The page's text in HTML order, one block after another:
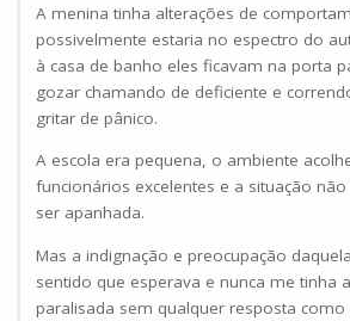
A menina tinha alterações de
possivelmente estaria no espectro do
à casa de banho eles ficavam na porta
gozar chamando de deficiente e
gritar de pânico.
A escola era pequena, o ambiente
funcionários excelentes e a situação
ser apanhada.
Mas a indignação e preocupação
sentido que esperava e nunca me tinha
paralisada sem qualquer resposta como